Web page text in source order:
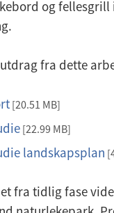
og fellesgrill
fra dette
[20.51 MB]
[22.99 MB]
landskapsplan
fra tidlig fase